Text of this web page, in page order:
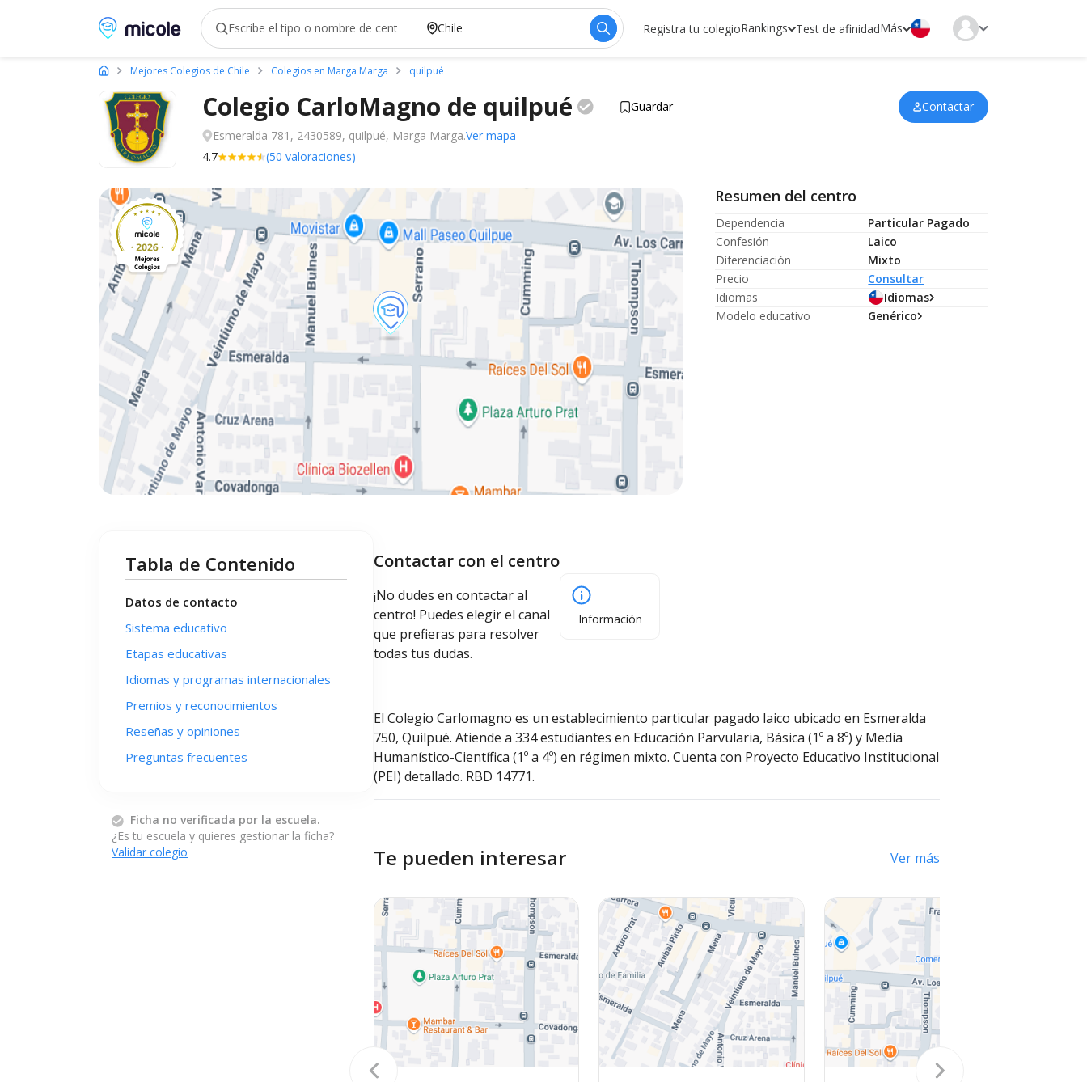
Micole, buscador de colegios Registra tu colegioRankings Test de afinidadMás
Mejores Colegios de Chile Colegios en Marga Marga quilpué
Colegio CarloMagno de quilpué Guardar
Contactar
Esmeralda 781, 2430589, quilpué, Marga Marga.Ver mapa
4.7
(50 valoraciones)
Resumen del centro
Dependencia
Particular Pagado
Confesión
Laico
Diferenciación
Mixto
Precio
Consultar
Idiomas
Idiomas
Modelo educativo
Genérico
Tabla de Contenido
Datos de contacto
Sistema educativo
Etapas educativas
Idiomas y programas internacionales
Premios y reconocimientos
Reseñas y opiniones
Preguntas frecuentes
Ficha no verificada por la escuela.
¿Es tu escuela y quieres gestionar la ficha?
Validar colegio
Contactar con el centro
¡No dudes en contactar al
centro! Puedes elegir el canal
que prefieras para resolver
todas tus dudas.
Información
El Colegio Carlomagno es un establecimiento particular pagado laico ubicado en Esmeralda
750, Quilpué. Atiende a 334 estudiantes en Educación Parvularia, Básica (1º a 8º) y Media
Humanístico-Científica (1º a 4º) en régimen mixto. Cuenta con Proyecto Educativo Institucional
(PEI) detallado. RBD 14771.
Te pueden interesar Ver más